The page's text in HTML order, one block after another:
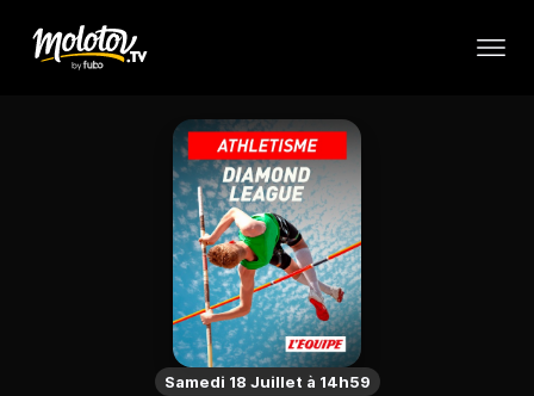
Samedi 18 Juillet à 14h59